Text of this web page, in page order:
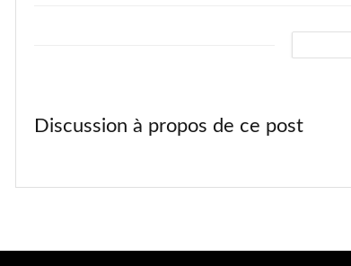
Discussion à propos de ce post